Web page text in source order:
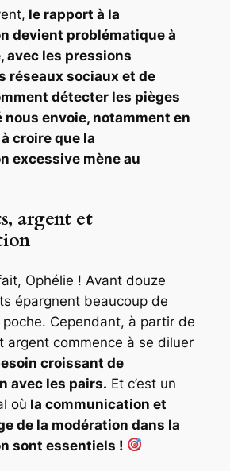
le rapport à la
devient problématique à
avec les pressions
réseaux sociaux et de
détecter les pièges
nous envoie, notamment en
croire que la
excessive mène au
argent et
Ophélie ! Avant douze
épargnent beaucoup de
Cependant, à partir de
argent commence à se diluer
croissant de
avec les pairs. Et c’est un
où la communication et
de la modération dans la
sont essentiels !